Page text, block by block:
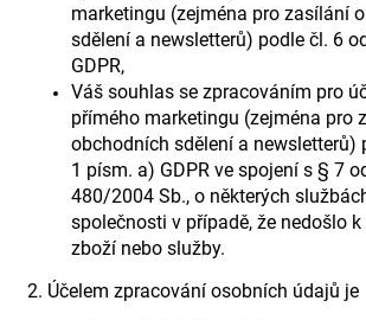
marketingu (zejména pro zasílání
sdělení a newsletterů) podle čl. 6
GDPR,
Váš souhlas se zpracováním pro
přímého marketingu (zejména pro
obchodních sdělení a newsletterů)
1 písm. a) GDPR ve spojení s § 7
480/2004 Sb., o některých
společnosti v případě, že nedošlo
zboží nebo služby.
2. Účelem zpracování osobních údajů je